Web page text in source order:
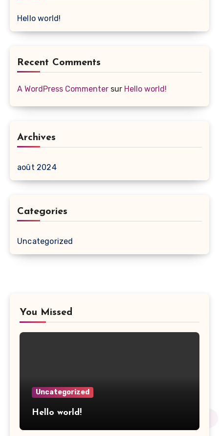
Hello world!
Recent Comments
A WordPress Commenter sur Hello world!
Archives
août 2024
Categories
Uncategorized
You Missed
Uncategorized
Hello world!